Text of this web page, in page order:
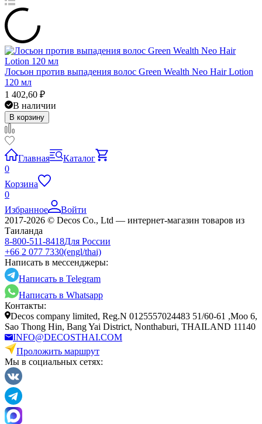
Лосьон против выпадения волос Green Wealth Neo Hair Lotion
120 мл
1 402,60 ₽
В наличии
В корзину
Главная
Каталог
0
Корзина
0
Избранное
Войти
2017-2026 © Decos Co., Ltd — интернет-магазин товаров из
Таиланда
8-800-511-8418Для России
+66 2 077 7330(engl/thai)
Написать в мессенджеры:
Написать в Telegram
Написать в Whatsapp
Контакты:
Decos company limited, Reg.N 0125557024483 51/60-61 ,Moo 6,
Sao Thong Hin, Bang Yai District, Nonthaburi, THAILAND 11140
INFO@DECOSTHAI.COM
Проложить маршрут
Мы в социальных сетях: